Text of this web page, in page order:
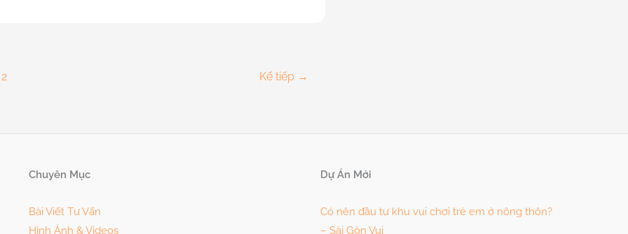
2 Kế tiếp →
Chuyên Mục
Bài Viết Tư Vấn
Hình Ảnh & Videos
Dự Án Mới
Có nên đầu tư khu vui chơi trẻ em ở nông thôn?
– Sài Gòn Vui